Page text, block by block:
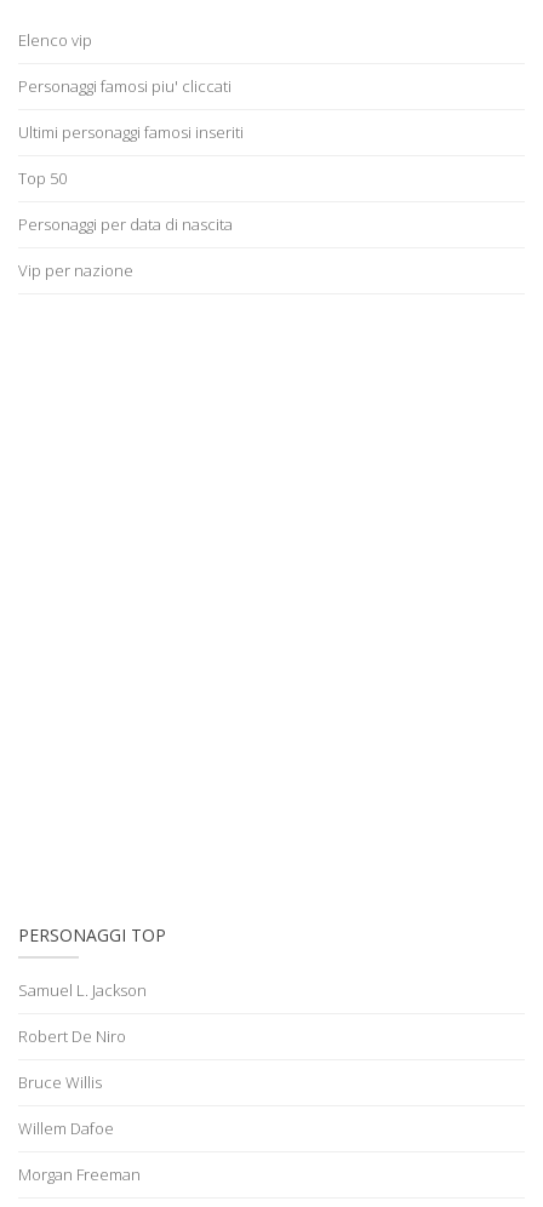
Elenco vip
Personaggi famosi piu' cliccati
Ultimi personaggi famosi inseriti
Top 50
Personaggi per data di nascita
Vip per nazione
PERSONAGGI TOP
Samuel L. Jackson
Robert De Niro
Bruce Willis
Willem Dafoe
Morgan Freeman